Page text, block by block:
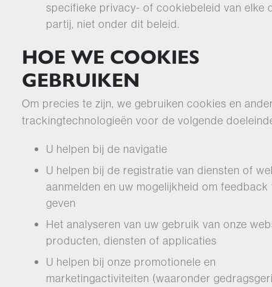
specifieke privacy- of cookiebeleid van elke
partij, niet onder dit beleid.
HOE WE COOKIES
GEBRUIKEN
Om precies te zijn, we gebruiken cookies en
trackingtechnologieën voor de volgende
U helpen bij de navigatie
U helpen bij de registratie van diensten of
aanmelden en uw mogelijkheid om feedback
geven
Het analyseren van uw gebruik van onze
producten, diensten of applicaties
U helpen bij onze promotionele en
marketingactiviteiten (waaronder